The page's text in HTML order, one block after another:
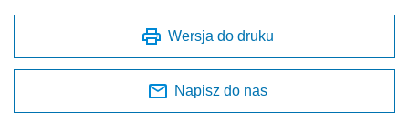
Wersja do druku
Napisz do nas